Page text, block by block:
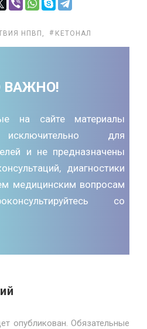
НПВП , КЕТОНАЛ
ВАЖНО!
на сайте материалы
исключительно для
и не предназначены
диагностики
медицинским вопросам
со
опубликован. Обязательные